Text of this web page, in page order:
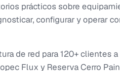
prácticos sobre
configurar y operar
de red para 120+ clientes
Flux y Reserva Cerro